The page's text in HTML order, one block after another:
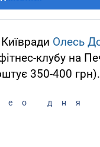
Олесь
клубу на
350-400 грн).
дня